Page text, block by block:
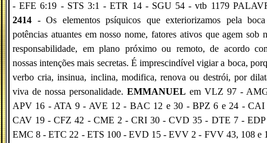
- EFE 6:19 - STS 3:1 - ETR 14 - SGU 54 - vtb 1179
2414 - Os elementos psíquicos que exteriorizamos pela
potências atuantes em nosso nome, fatores ativos que agem sob
responsabilidade, em plano próximo ou remoto, de acordo
nossas intenções mais secretas. É imprescindível vigiar a boca,
verbo cria, insinua, inclina, modifica, renova ou destrói, por
viva de nossa personalidade. EMMANUEL em VLZ 97 -
APV 16 - ATA 9 - AVE 12 - BAC 12 e 30 - BPZ 6 e 24 - CAI
CAV 19 - CFZ 42 - CME 2 - CRI 30 - CVD 35 - DTE 7 - EDP
EMC 8 - ETC 22 - ETS 100 - EVD 15 - EVV 2 - FVV 43, 108 e